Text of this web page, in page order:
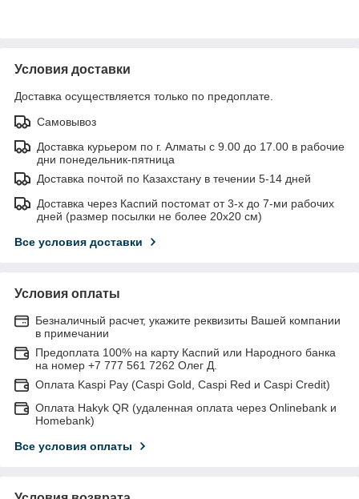
Условия доставки
Доставка осуществляется только по предоплате.
Самовывоз
Доставка курьером по г. Алматы с 9.00 до 17.00 в рабочие
дни понедельник-пятница
Доставка почтой по Казахстану в течении 5-14 дней
Доставка через Каспий постомат от 3-х до 7-ми рабочих
дней (размер посылки не более 20х20 см)
Все условия доставки
Условия оплаты
Безналичный расчет, укажите реквизиты Вашей компании
в примечании
Предоплата 100% на карту Каспий или Народного банка
на номер +7 777 561 7262 Олег Д.
Оплата Kaspi Pay (Caspi Gold, Caspi Red и Caspi Credit)
Оплата Hakyk QR (удаленная оплата через Onlinebank и
Homebank)
Все условия оплаты